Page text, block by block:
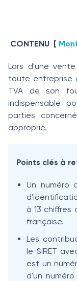
CONTENU [
Lors d'une
toute entreprise
TVA de son
indispensable
parties
approprié.
Points clés à
Un numéro
à 13 chiffres
française.
Les
le SIRET
est un
d'un